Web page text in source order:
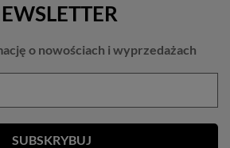
o nowościach i wyprzedażach